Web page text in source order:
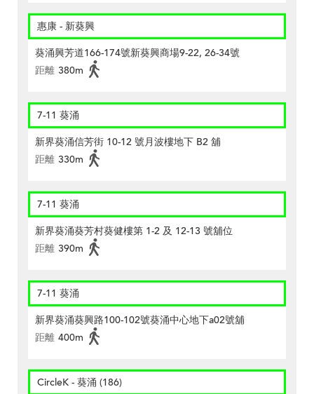
惠康 - 新葵興
葵涌興芳道166-174號新葵興商場9-22, 26-34號
距離 380m
7-11 葵涌
新界葵涌信芳街 10-12 號月波樓地下 B2 舖
距離 330m
7-11 葵涌
新界葵涌葵芳村葵健樓第 1-2 及 12-13 號舖位
距離 390m
7-11 葵涌
新界葵涌葵興路100-102號葵涌中心地下a02號舖
距離 400m
CircleK - 葵涌 (186)